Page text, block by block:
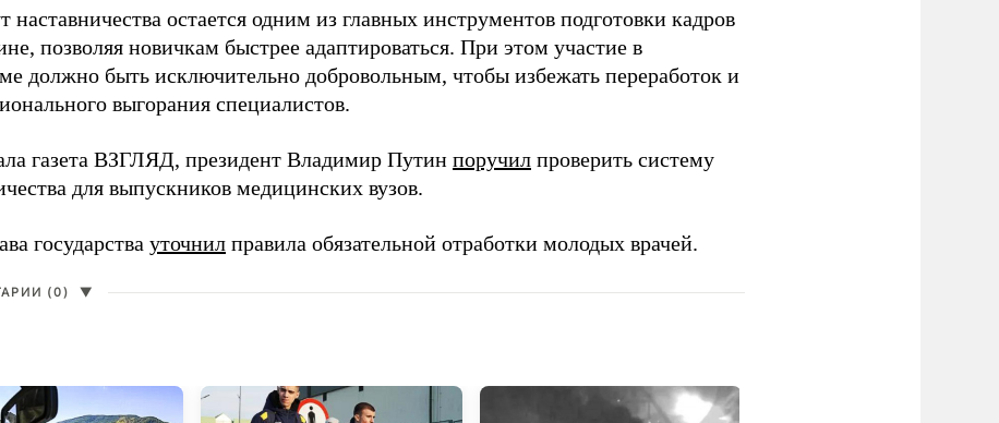
наставничества остается одним из главных инструментов подготовки кадров
позволяя новичкам быстрее адаптироваться. При этом участие в
должно быть исключительно добровольным, чтобы избежать переработок и
выгорания специалистов.
газета ВЗГЛЯД, президент Владимир Путин поручил проверить систему
для выпускников медицинских вузов.
государства уточнил правила обязательной отработки молодых врачей.
(0) ▼